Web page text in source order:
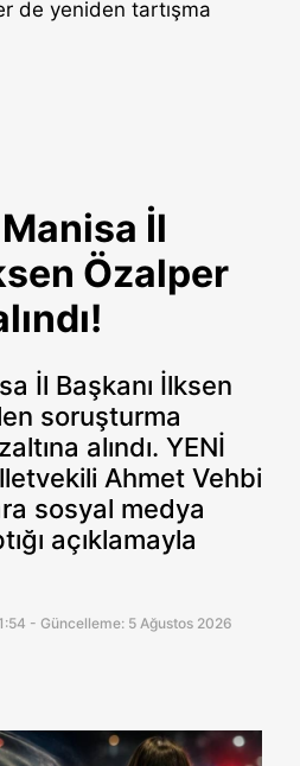
de yeniden tartışma
İl
Özalper
İl Başkanı İlksen
soruşturma
alındı. YENİ
Ahmet Vehbi
sosyal medya
açıklamayla
- Güncelleme: 5 Ağustos 2026